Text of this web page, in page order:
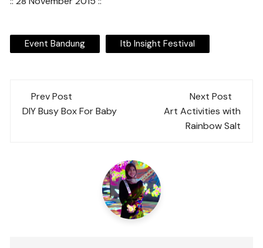
Event Bandung Itb Insight Festival
Post
navigation
Prev Post
DIY Busy Box For Baby
Next Post
Art Activities with
Rainbow Salt